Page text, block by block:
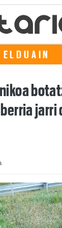
ELDUAIN
jarri